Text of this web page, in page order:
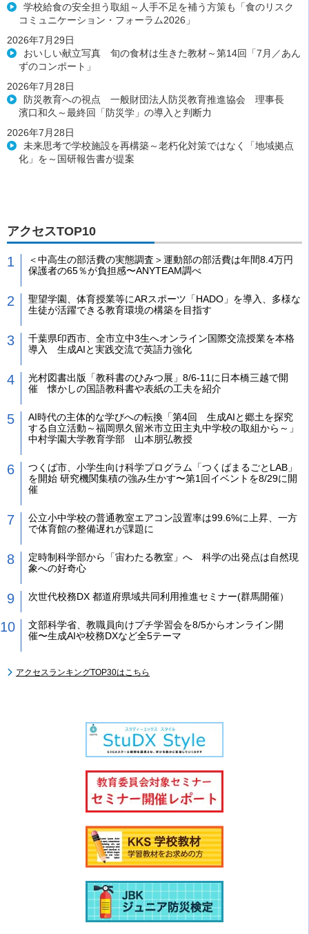
学校給食の安全担う取組～人手不足を補う方策も「食のリスク
コミュニケーション・フォーラム2026」
2026年7月29日
おいしい献立写真 旬の食材は生きた教材～第14回「7月／あん
ずのコンポート」
2026年7月28日
防災教育への視点 一般財団法人防災教育推進協会 理事長
濱口和久～最終回「防災学」の導入と判断力
2026年7月28日
未来思考で学校施設を再構築～老朽化対策ではなく「地域拠点
化」を～国研報告書が提案
アクセスTOP10
＜中高生の部活費の実態調査＞運動部の部活費は年間8.4万円
保護者の65％が負担感〜ANYTEAM調べ
聖望学園、体育授業等にARスポーツ「HADO」を導入、多様な
生徒が活躍できる教育環境の構築を目指す
千葉県印西市、全市立中3生へオンライン国際交流授業を本格
導入 生成AIと実践交流で英語力強化
光村図書出版「教科書のひみつ展」8/6-11に日本橋三越で開
催 懐かしの国語教科書や表紙の工夫を紹介
AI時代の主体的な学びへの転換「第4回 生成AIと郷土を探究
する自立活動～福岡県久留米市立田主丸中学校の取組から～」
中村学園大学教育学部 山本朋弘教授
つくば市、小学生向け科学プログラム「つくばまるごとLAB」
を開始 研究機関集積の強み生かす〜第1回イベントを8/29に開
催
公立小中学校の普通教室エアコン設置率は99.6%に上昇、一方
で体育館の整備遅れが課題に
定時制科学部から「宙わたる教室」へ 科学の出発点は自然現
象への好奇心
次世代校務DX 都道府県域共同利用推進セミナー(群馬開催）
文部科学省、教職員向けプチ学習会を8/5からオンライン開
催〜生成AIや校務DXなど全5テーマ
アクセスランキングTOP30はこちら